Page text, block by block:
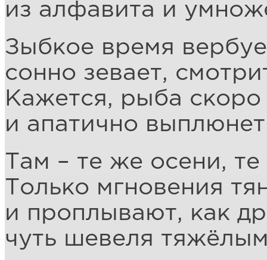
из алфавита и
Зыбкое время
сонно зевает,
Кажется, рыба скоро
и апатично
Там – те же осени,
Только мгновения
и проплывают, как
чуть шевеля